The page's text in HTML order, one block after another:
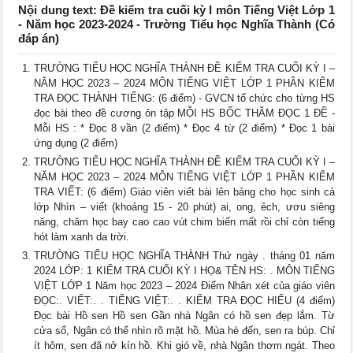
Nội dung text: Đề kiểm tra cuối kỳ I môn Tiếng Việt Lớp 1
- Năm học 2023-2024 - Trường Tiểu học Nghĩa Thành (Có
đáp án)
TRƯỜNG TIỂU HỌC NGHĨA THÀNH ĐỀ KIỂM TRA CUỐI KỲ I –
NĂM HỌC 2023 – 2024 MÔN TIẾNG VIỆT LỚP 1 PHẦN KIỂM
TRA ĐỌC THÀNH TIẾNG: (6 điểm) - GVCN tổ chức cho từng HS
đọc bài theo đề cương ôn tập MỖI HS BỐC THĂM ĐỌC 1 ĐỀ -
Mỗi HS : * Đọc 8 vần (2 điểm) * Đọc 4 từ (2 điểm) * Đọc 1 bài
ứng dụng (2 điểm)
TRƯỜNG TIỂU HỌC NGHĨA THÀNH ĐỀ KIỂM TRA CUỐI KỲ I –
NĂM HỌC 2023 – 2024 MÔN TIẾNG VIỆT LỚP 1 PHẦN KIỂM
TRA VIẾT: (6 điểm) Giáo viên viết bài lên bảng cho học sinh cả
lớp Nhìn – viết (khoảng 15 - 20 phút) ai, ong, êch, ươu siêng
năng, chăm học bay cao cao vút chim biến mất rồi chỉ còn tiếng
hót làm xanh da trời.
TRƯỜNG TIỂU HỌC NGHĨA THÀNH Thứ ngày . tháng 01 năm
2024 LỚP: 1 KIỂM TRA CUỐI KỲ I HỌ& TÊN HS: . MÔN TIẾNG
VIỆT LỚP 1 Năm học 2023 – 2024 Điểm Nhân xét của giáo viên
ĐỌC:. VIẾT:. . TIẾNG VIỆT:. . KIỂM TRA ĐỌC HIỂU (4 điểm)
Đọc bài Hồ sen Hồ sen Gần nhà Ngân có hồ sen đẹp lắm. Từ
cửa sổ, Ngân có thể nhìn rõ mặt hồ. Mùa hè đến, sen ra búp. Chỉ
ít hôm, sen đã nở kín hồ. Khi gió về, nhà Ngân thơm ngát. Theo